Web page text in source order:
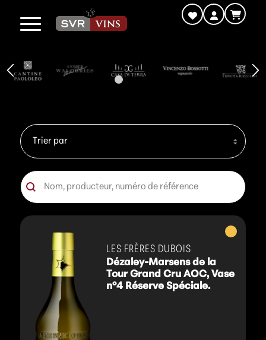
Tri
Trier le contenu
Recherche
Rechercher
Vins
blancs
LES FRÈRES DUBOIS
Dézaley-Marsens de la
Tour Grand Cru AOC, Vase
n°4 Réserve Spéciale.